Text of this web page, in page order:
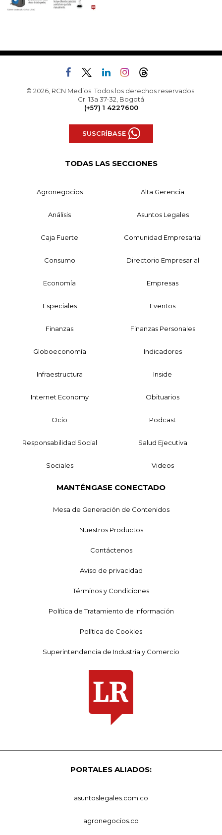
© 2026, RCN Medios. Todos los derechos reservados.
Cr. 13a 37-32, Bogotá
(+57) 1 4227600
SUSCRÍBASE
TODAS LAS SECCIONES
Agronegocios Alta Gerencia
Análisis Asuntos Legales
Caja Fuerte Comunidad Empresarial
Consumo Directorio Empresarial
Economía Empresas
Especiales Eventos
Finanzas Finanzas Personales
Globoeconomía Indicadores
Infraestructura Inside
Internet Economy Obituarios
Ocio Podcast
Responsabilidad Social Salud Ejecutiva
Sociales Videos
MANTÉNGASE CONECTADO
Mesa de Generación de Contenidos
Nuestros Productos
Contáctenos
Aviso de privacidad
Términos y Condiciones
Política de Tratamiento de Información
Política de Cookies
Superintendencia de Industria y Comercio
PORTALES ALIADOS:
asuntoslegales.com.co
agronegocios.co